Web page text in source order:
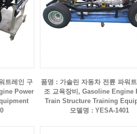
트레인 구
Power
품명 : 가솔린 자동차 전륜 파워
조 교육장비, Gasoline Engine
Train Structure Training
모델명 : YESA-1401